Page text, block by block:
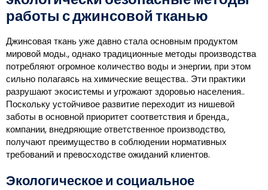
работы с джинсовой тканью
Джинсовая ткань уже давно стала основным продуктом
мировой моды., однако традиционные методы производства
потребляют огромное количество воды и энергии, при этом
сильно полагаясь на химические вещества.. Эти практики
разрушают экосистемы и угрожают здоровью населения..
Поскольку устойчивое развитие переходит из нишевой
заботы в основной приоритет соответствия и бренда.,
компании, внедряющие ответственное производство,
получают преимущество в соблюдении нормативных
требований и превосходстве ожиданий клиентов.
Экологическое и социальное